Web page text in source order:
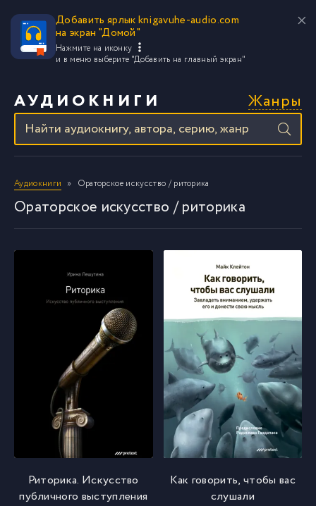
Добавить ярлык knigavuhe-audio.com
на экран "Домой"
Нажмите на иконку
и в меню выберите "Добавить на главный экран"
АУДИОКНИГИ Жанры
Аудиокниги Ораторское искусство / риторика
Ораторское искусство / риторика
Риторика. Искусство
публичного выступления
Как говорить, чтобы вас
слушали